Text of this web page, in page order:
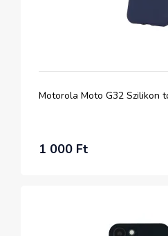
Motorola Moto G32 Szilikon
1 000 Ft